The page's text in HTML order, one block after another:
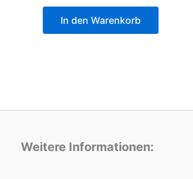
In den Warenkorb
Weitere Informationen: